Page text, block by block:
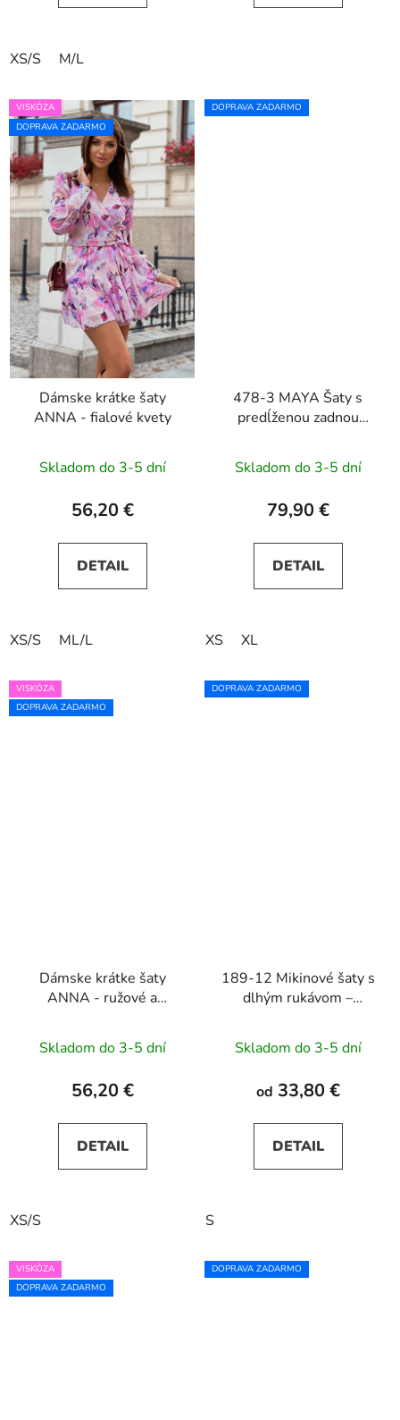
XS/S M/L
VISKÓZA
DOPRAVA ZADARMO
Dámske krátke šaty
ANNA - fialové kvety
Skladom do 3-5 dní
56,20 €
DETAIL
XS/S ML/L
DOPRAVA ZADARMO
478-3 MAYA Šaty s
predĺženou zadnou
opaskom - zelené
Skladom do 3-5 dní
79,90 €
DETAIL
XS XL
VISKÓZA
DOPRAVA ZADARMO
Dámske krátke šaty
ANNA - ružové a
Skladom do 3-5 dní
56,20 €
DETAIL
XS/S
DOPRAVA ZADARMO
189-12 Mikinové šaty s
dlhým rukávom –
Skladom do 3-5 dní
od 33,80 €
DETAIL
S
VISKÓZA
DOPRAVA ZADARMO
DOPRAVA ZADARMO